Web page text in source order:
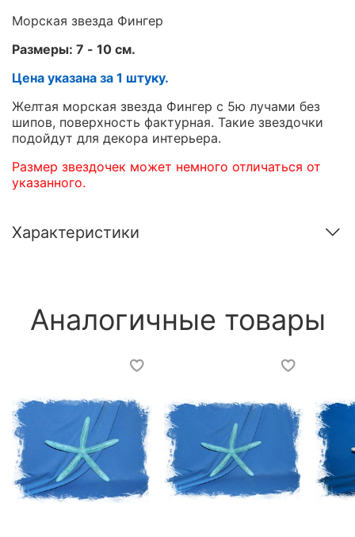
Морская звезда Фингер
Размеры: 7 - 10 см.
Цена указана за 1 штуку.
Желтая морская звезда Фингер с 5ю лучами без
шипов, поверхность фактурная. Такие звездочки
подойдут для декора интерьера.
Размер звездочек может немного отличаться от
указанного.
Характеристики
Аналогичные товары